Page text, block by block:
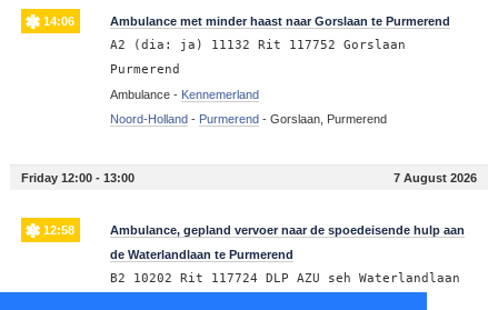
14:06 Ambulance met minder haast naar Gorslaan te Purmerend
A2 (dia: ja) 11132 Rit 117752 Gorslaan
Purmerend
Ambulance - Kennemerland
Noord-Holland- Purmerend- Gorslaan, Purmerend
Friday 12:00 - 13:00 7 August 2026
12:58
Ambulance, gepland vervoer naar de spoedeisende hulp aan
de Waterlandlaan te Purmerend
B2 10202 Rit 117724 DLP AZU seh Waterlandlaan